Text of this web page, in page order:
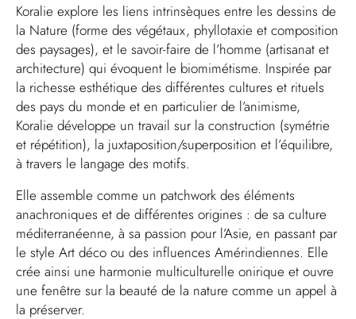
Koralie explore les liens intrinsèques entre les dessins de
la Nature (forme des végétaux, phyllotaxie et composition
des paysages), et le savoir-faire de l’homme (artisanat et
architecture) qui évoquent le biomimétisme. Inspirée par
la richesse esthétique des différentes cultures et rituels
des pays du monde et en particulier de l’animisme,
Koralie développe un travail sur la construction (symétrie
et répétition), la juxtaposition/superposition et l’équilibre,
à travers le langage des motifs.
Elle assemble comme un patchwork des éléments
anachroniques et de différentes origines : de sa culture
méditerranéenne, à sa passion pour l’Asie, en passant par
le style Art déco ou des influences Amérindiennes. Elle
crée ainsi une harmonie multiculturelle onirique et ouvre
une fenêtre sur la beauté de la nature comme un appel à
la préserver.